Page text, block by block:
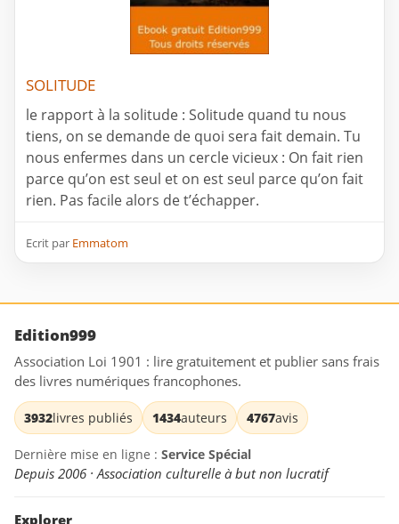
SOLITUDE
le rapport à la solitude : Solitude quand tu nous
tiens, on se demande de quoi sera fait demain. Tu
nous enfermes dans un cercle vicieux : On fait rien
parce qu’on est seul et on est seul parce qu’on fait
rien. Pas facile alors de t’échapper.
Ecrit par Emmatom
Edition999
Association Loi 1901 : lire gratuitement et publier sans frais
des livres numériques francophones.
3932livres publiés 1434auteurs 4767avis
Dernière mise en ligne : Service Spécial
Depuis 2006 · Association culturelle à but non lucratif
Explorer